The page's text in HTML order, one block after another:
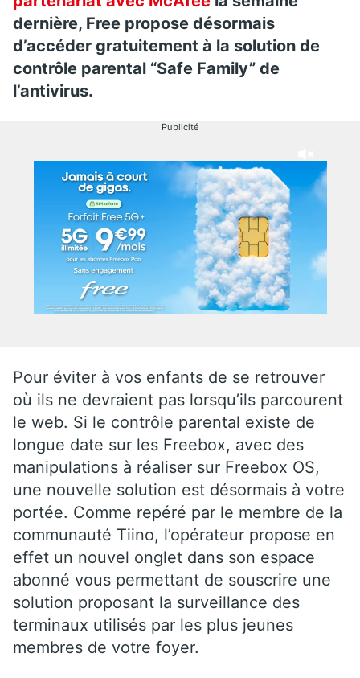
dernière, Free propose désormais
d’accéder gratuitement à la solution de
contrôle parental “Safe Family” de
l’antivirus.
Publicité
Pour éviter à vos enfants de se retrouver
où ils ne devraient pas lorsqu’ils parcourent
le web. Si le contrôle parental existe de
longue date sur les Freebox, avec des
manipulations à réaliser sur Freebox OS,
une nouvelle solution est désormais à votre
portée. Comme repéré par le membre de la
communauté Tiino, l’opérateur propose en
effet un nouvel onglet dans son espace
abonné vous permettant de souscrire une
solution proposant la surveillance des
terminaux utilisés par les plus jeunes
membres de votre foyer.